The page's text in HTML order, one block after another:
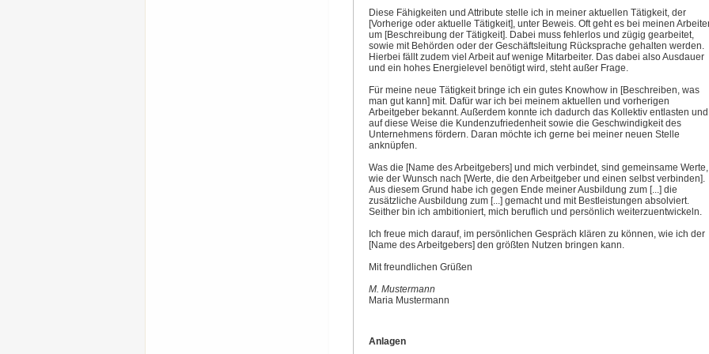
Diese Fähigkeiten und Attribute stelle ich in meiner aktuellen Tätigkeit, der
[Vorherige oder aktuelle Tätigkeit], unter Beweis. Oft geht es bei meinen
um [Beschreibung der Tätigkeit]. Dabei muss fehlerlos und zügig gearbeitet,
sowie mit Behörden oder der Geschäftsleitung Rücksprache gehalten werden.
Hierbei fällt zudem viel Arbeit auf wenige Mitarbeiter. Das dabei also Ausdauer
und ein hohes Energielevel benötigt wird, steht außer Frage.
Für meine neue Tätigkeit bringe ich ein gutes Knowhow in [Beschreiben, was
man gut kann] mit. Dafür war ich bei meinem aktuellen und vorherigen
Arbeitgeber bekannt. Außerdem konnte ich dadurch das Kollektiv entlasten und
auf diese Weise die Kundenzufriedenheit sowie die Geschwindigkeit des
Unternehmens fördern. Daran möchte ich gerne bei meiner neuen Stelle
anknüpfen.
Was die [Name des Arbeitgebers] und mich verbindet, sind gemeinsame Werte,
wie der Wunsch nach [Werte, die den Arbeitgeber und einen selbst verbinden].
Aus diesem Grund habe ich gegen Ende meiner Ausbildung zum [...] die
zusätzliche Ausbildung zum [...] gemacht und mit Bestleistungen absolviert.
Seither bin ich ambitioniert, mich beruflich und persönlich weiterzuentwickeln.
Ich freue mich darauf, im persönlichen Gespräch klären zu können, wie ich der
[Name des Arbeitgebers] den größten Nutzen bringen kann.
Mit freundlichen Grüßen
M. Mustermann
Maria Mustermann
Anlagen